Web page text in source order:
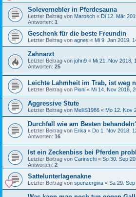
Solevernebler in Pferdesauna
Letzter Beitrag von Marosch « Di 12. Mär
Antworten: 1
Geschenk für die beste Freundin
Letzter Beitrag von agnes « Mi 9. Jan 2019,
Zahnarzt
Letzter Beitrag von john9 « Mi 21. Nov 2018,
Antworten: 25
Leichte Lahmheit im Trab, ist weg
Letzter Beitrag von Pioni « Mi 14. Nov 2018,
Aggressive Stute
Letzter Beitrag von MelliS1986 « Mo 12. Nov
Durchfall wie am Besten
Letzter Beitrag von Erika « Do 1. Nov 2018,
Antworten: 16
Ist ein Zeckenbiss bei Pferden
Letzter Beitrag von Carinschi « So 30. Sep
Antworten: 2
Sattelunterlagenakne
Letzter Beitrag von spenzergina « Sa 29.